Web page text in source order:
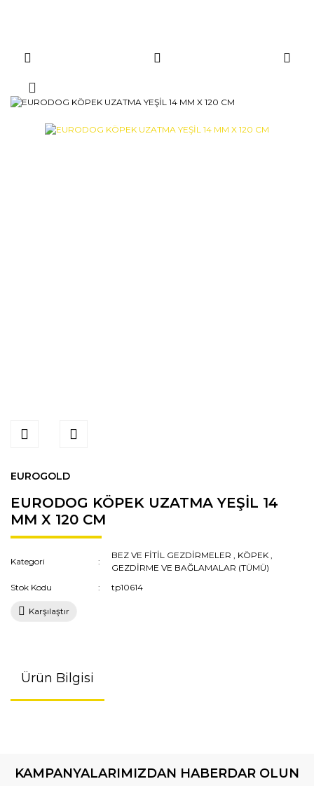
EUROGOLD
EURODOG KÖPEK UZATMA YEŞİL 14
MM X 120 CM
Kategori
BEZ VE FİTİL GEZDİRMELER , KÖPEK ,
GEZDİRME VE BAĞLAMALAR (TÜMÜ)
Stok Kodu
tp10614
Karşılaştır
Ürün Bilgisi
KAMPANYALARIMIZDAN HABERDAR OLUN